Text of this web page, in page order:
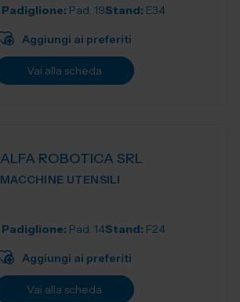
Padiglione: Pad. 19Stand: E34
Aggiungi ai preferiti
Vai alla scheda
ALFA ROBOTICA SRL
MACCHINE UTENSILI
Padiglione: Pad. 14Stand: F24
Aggiungi ai preferiti
Vai alla scheda